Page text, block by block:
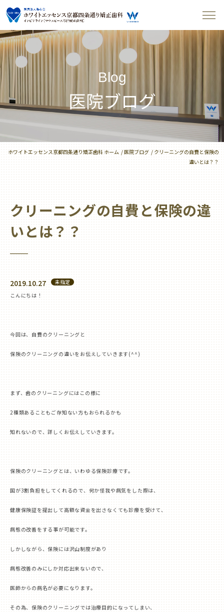
Blog
医院ブログ
ホワイトエッセンス京都四条通り矯正歯科 ホーム 医院ブログ
クリーニングの自費と保険の
違いとは？？
クリーニングの自費と保険の違
いとは？？
2019.10.27
未指定
こんにちは！
今回は、自費のクリーニングと
保険のクリーニングの違いをお伝えしていきます (^^ )
まず、歯のクリーニングにはこの様に
2種類あることもご存知ない方もおられるかも
知れないので、詳しくお伝えしていきます。
保険のクリーニングとは、いわゆる保険診療です。
国が3割負担をしてくれるので、何か怪我や病気をした際は、
健康保険証を提出して高額な資金を出さなくても診療を受けて、
病態の改善をする事が可能です。
しかしながら、保険には沢山制度があり
病態改善のみにしか対応出来ないので、
医師からの病名が必要になります。
その為、保険のクリーニングでは治療目的になってしまい、